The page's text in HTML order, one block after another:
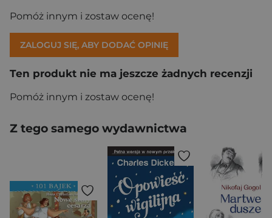
Pomóż innym i zostaw ocenę!
ZALOGUJ SIĘ, ABY DODAĆ OPINIĘ
Ten produkt nie ma jeszcze żadnych recenzji
Pomóż innym i zostaw ocenę!
Z tego samego wydawnictwa